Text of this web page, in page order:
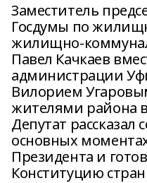
Заместитель
Госдумы по
жилищно-
Павел Качкаев
администрации
Вилорием
жителями района в
Депутат
основных
Президента и
Конституцию